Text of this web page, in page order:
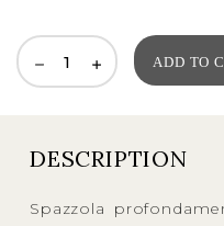
ADD TO
DESCRIPTION
Spazzola